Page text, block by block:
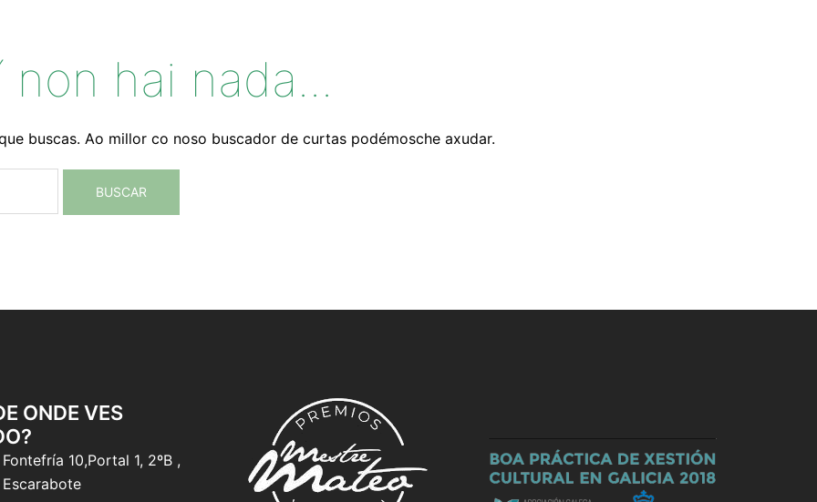
non hai nada...
buscas. Ao millor co noso buscador de curtas podémosche axudar.
ONDE VES
10,Portal 1, 2ºB ,